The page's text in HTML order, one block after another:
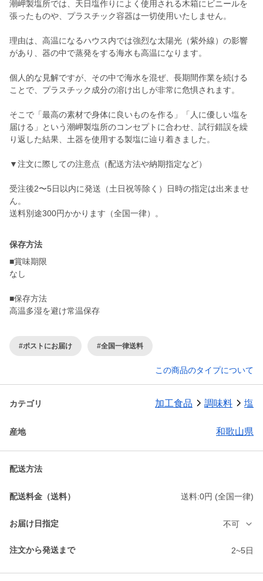
潮岬製塩所では、天日塩作りによく使用される木箱にビニールを
張ったものや、プラスチック容器は一切使用いたしません。
理由は、高温になるハウス内では強烈な太陽光（紫外線）の影響
があり、器の中で蒸発をする海水も高温になります。
個人的な見解ですが、その中で海水を混ぜ、長期間作業を続ける
ことで、プラスチック成分の溶け出しが非常に危惧されます。
そこで「最高の素材で身体に良いものを作る」「人に優しい塩を
届ける」という潮岬製塩所のコンセプトに合わせ、試行錯誤を繰
り返した結果、土器を使用する製塩に辿り着きました。
▼注文に際しての注意点（配送方法や納期指定など）
受注後2〜5日以内に発送（土日祝等除く）日時の指定は出来ませ
ん。
送料別途300円かかります（全国一律）。
保存方法
■賞味期限
なし
■保存方法
高温多湿を避け常温保存
#ポストにお届け #全国一律送料
この商品のタイプについて
カテゴリ 加工食品 調味料 塩
産地 和歌山県
配送方法
配送料金（送料） 送料:0円 (全国一律)
お届け日指定 不可
注文から発送まで 2~5日